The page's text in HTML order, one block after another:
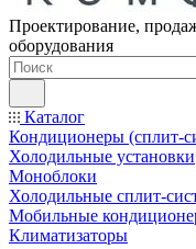
Проектирование,
оборудования
Каталог
Кондиционеры (сплит-
Холодильные установки
Моноблоки
Холодильные сплит-
Мобильные
Климатизаторы